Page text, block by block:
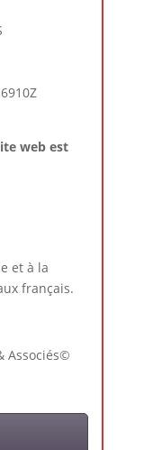
web est
et à la
français.
Associés©